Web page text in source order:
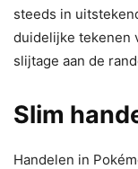
steeds in
duidelijke tekenen
slijtage aan de
Slim
Handelen in